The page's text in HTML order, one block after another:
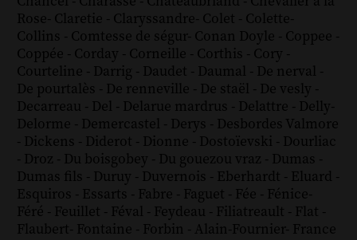
Rose- Claretie - Claryssandre- Colet - Colette-
Collins - Comtesse de ségur- Conan Doyle - Coppee -
Coppée - Corday - Corneille - Corthis - Cory -
Courteline - Darrig - Daudet - Daumal - De nerval -
De pourtalès - De renneville - De staël - De vesly -
Decarreau - Del - Delarue mardrus - Delattre - Delly-
Delorme - Demercastel - Derys - Desbordes Valmore
- Dickens - Diderot - Dionne - Dostoïevski - Dourliac
- Droz - Du boisgobey - Du gouezou vraz - Dumas -
Dumas fils - Duruy - Duvernois - Eberhardt - Eluard -
Esquiros - Essarts - Fabre - Faguet - Fée - Fénice-
Féré - Feuillet - Féval - Feydeau - Filiatreault - Flat -
Flaubert- Fontaine - Forbin - Alain-Fournier- France